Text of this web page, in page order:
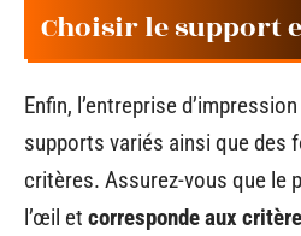
Choisir le support
Enfin, l’entreprise
supports variés ainsi que des
critères. Assurez-vous que le
l’œil et corresponde aux